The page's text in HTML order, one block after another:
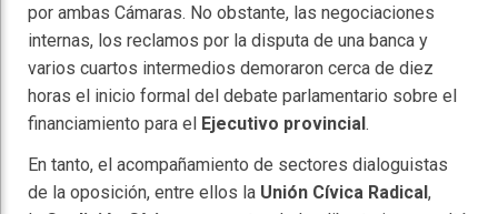
por ambas Cámaras. No obstante, las negociaciones
internas, los reclamos por la disputa de una banca y
varios cuartos intermedios demoraron cerca de diez
horas el inicio formal del debate parlamentario sobre el
financiamiento para el Ejecutivo provincial.
En tanto, el acompañamiento de sectores dialoguistas
de la oposición, entre ellos la Unión Cívica Radical,